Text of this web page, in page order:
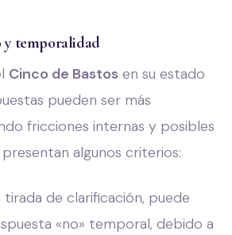
y temporalidad
Cinco de Bastos en su estado
pueden ser más
fricciones internas y posibles
algunos criterios:
tirada de clarificación, puede
«no» temporal, debido a